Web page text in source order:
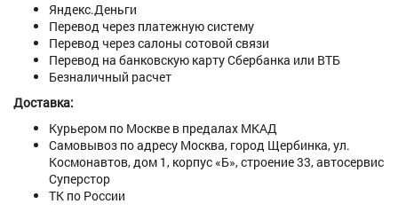
Яндекс.Деньги
Перевод через платежную систему
Перевод через салоны сотовой связи
Перевод на банковскую карту Сбербанка или ВТБ
Безналичный расчет
Доставка:
Курьером по Москве в предалах МКАД
Самовывоз по адресу Москва, город Щербинка, ул.
Космонавтов, дом 1, корпус «Б», строение 33, автосервис
Суперстор
ТК по России